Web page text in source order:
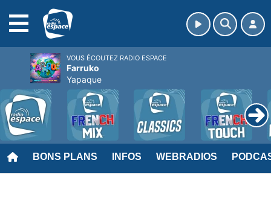
BONS PLANS INFOS WEBRADIOS
VOUS ÉCOUTEZ RADIO ESPACE
Farruko
Yapaque